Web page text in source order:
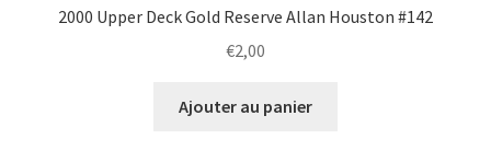
2000 Upper Deck Gold Reserve Allan Houston #142
€2,00
Ajouter au panier